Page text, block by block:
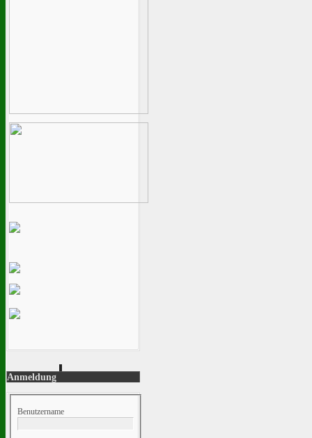
Anmeldung
Benutzername